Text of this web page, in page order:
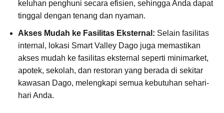
keluhan penghuni secara efisien, sehingga Anda dapat
tinggal dengan tenang dan nyaman.
Akses Mudah ke Fasilitas Eksternal: Selain fasilitas
internal, lokasi Smart Valley Dago juga memastikan
akses mudah ke fasilitas eksternal seperti minimarket,
apotek, sekolah, dan restoran yang berada di sekitar
kawasan Dago, melengkapi semua kebutuhan sehari-
hari Anda.